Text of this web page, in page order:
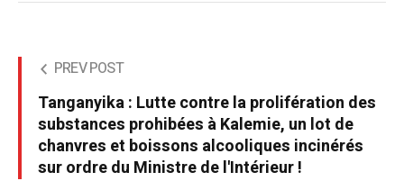
PREV POST
Tanganyika : Lutte contre la prolifération des
substances prohibées à Kalemie, un lot de
chanvres et boissons alcooliques incinérés
sur ordre du Ministre de l'Intérieur !